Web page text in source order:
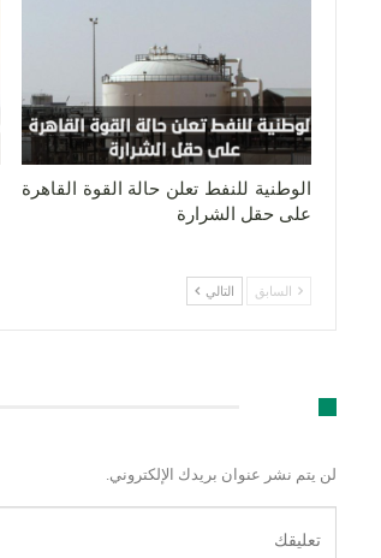
الوطنية للنفط تعلن حالة القوة القاهرة
على حقل الشرارة
السابق التالي
لن يتم نشر عنوان بريدك الإلكتروني.